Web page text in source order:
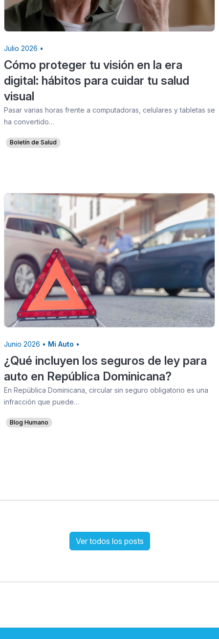
Julio 2026 •
Cómo proteger tu visión en la era
digital: hábitos para cuidar tu salud
visual
Pasar varias horas frente a computadoras, celulares y tabletas se
ha convertido…
Boletín de Salud
Junio 2026 • Mi Auto •
¿Qué incluyen los seguros de ley para
auto en República Dominicana?
En República Dominicana, circular sin seguro obligatorio es una
infracción que puede…
Blog Humano
Ver todos los posts